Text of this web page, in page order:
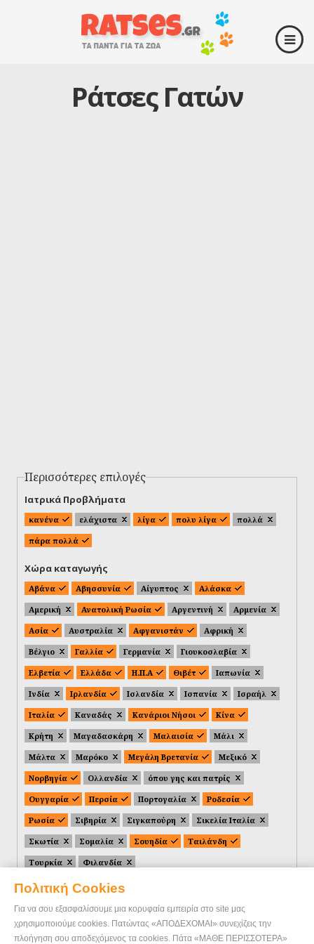
Πολιτική Cookies
Για να σου εξασφαλίσουμε μια κορυφαία εμπειρία στο site μας
χρησιμοποιούμε cookies. Πατώντας «ΑΠΟΔΕΧΟΜΑΙ» συνεχίζεις την
πλοήγηση σου αποδεχόμενος τα cookies. Πάτα «ΜΑΘΕ ΠΕΡΙΣΣΟΤΕΡΑ»
Ράτσες Γατών
Περισσότερες επιλογές
Ιατρικά Προβλήματα
κανένα ελάχιστα λίγα πολυ λίγα
πολλά
πάρα πολλά
Χώρα καταγωγής
Αβάνα Αβησσυνία Αίγυπτος
Αλάσκα
Αμερική
Ανατολική Ρωσία Αργεντινή
Αρμενία
Ασία
Αυστραλία Αφγανιστάν
Αφρική
Βέλγιο
Γαλλία Γερμανία
Γιουκοσλαβία
Ελβετία
Ελλάδα Η.Π.Α Θιβέτ
Ιαπωνία
Ινδία
Ιρλανδία Ισλανδία Ισπανία
Ισραήλ
Ιταλία
Καναδάς Κανάριοι Νήσοι
Κίνα
Κρήτη
Μαγαδασκάρη Μαλαισία
Μάλι
Μάλτα
Μαρόκο Μεγάλη Βρετανία
Μεξικό
Νορβηγία
Ολλανδία
όπου γης και πατρίς
Ουγγαρία
Περσία Πορτογαλία
Ροδεσία
Ρωσία
Σιβηρία Σιγκαπούρη
Σικελία Ιταλία
Σκωτία
Σομαλία Σουηδία
Ταιλάνδη
Τουρκία
Φιλανδία